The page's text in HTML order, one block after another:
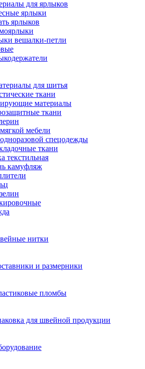
для ярлыков
ярлыки
ярлыков
вешалки-петли
для шитья
ткани
материалы
ткани
мебели
спецодежды
ткани
текстильная
камуфляж
нитки
и размерники
пломбы
для швейной продукции